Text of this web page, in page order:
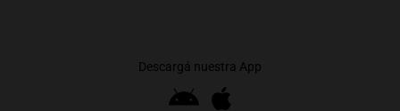
Descargá nuestra App